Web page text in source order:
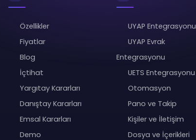
Özellikler
Fiyatlar
Blog
İçtihat
Yargıtay Kararları
Danıştay Kararları
Emsal Kararları
Demo
UYAP Entegrasyonu
UYAP Evrak
Entegrasyonu
UETS Entegrasyonu
Otomasyon
Pano ve Takip
Kişiler ve İletişim
Dosya ve İçerikleri